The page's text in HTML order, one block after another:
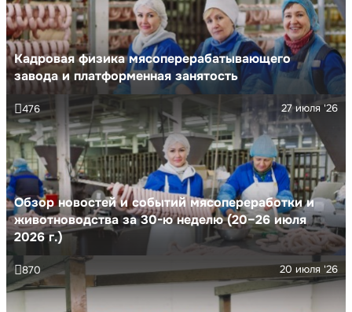
Кадровая физика мясоперерабатывающего
завода и платформенная занятость
Обзор новостей и событий мясопереработки и
животноводства за 30-ю неделю (20–26 июля
2026 г.)
27 июля '26
476
20 июля '26
870